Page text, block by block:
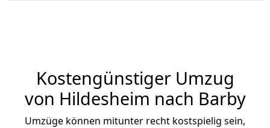
Kostengünstiger Umzug
von Hildesheim nach Barby
Umzüge können mitunter recht kostspielig sein,